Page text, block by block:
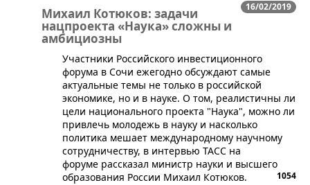
16/02/2019
Михаил Котюков: задачи
нацпроекта «Наука» сложны и
амбициозны
Участники Российского инвестиционного
форума в Сочи ежегодно обсуждают самые
актуальные темы не только в российской
экономике, но и в науке. О том, реалистичны ли
цели национального проекта "Наука", можно ли
привлечь молодежь в науку и насколько
политика мешает международному научному
сотрудничеству, в интервью ТАСС на
форуме рассказал министр науки и высшего
образования России Михаил Котюков.
1054